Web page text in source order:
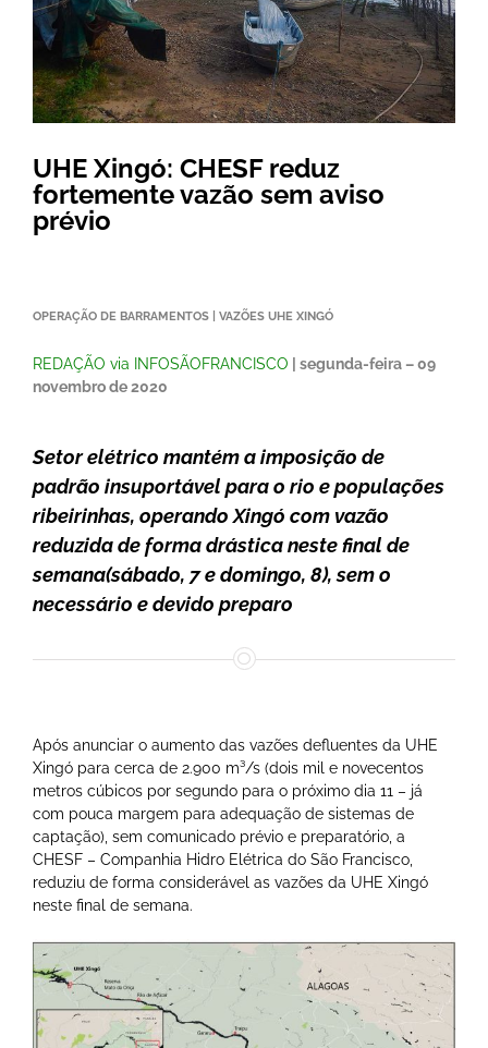
UHE Xingó: CHESF reduz
fortemente vazão sem aviso
prévio
OPERAÇÃO DE BARRAMENTOS | VAZÕES UHE XINGÓ
REDAÇÃO via INFOSÃOFRANCISCO | segunda-feira – 09
novembro de 2020
Setor elétrico mantém a imposição de
padrão insuportável para o rio e populações
ribeirinhas, operando Xingó com vazão
reduzida de forma drástica neste final de
semana(sábado, 7 e domingo, 8), sem o
necessário e devido preparo
Após anunciar o aumento das vazões defluentes da UHE
Xingó para cerca de 2.900 m³/s (dois mil e novecentos
metros cúbicos por segundo para o próximo dia 11 – já
com pouca margem para adequação de sistemas de
captação), sem comunicado prévio e preparatório, a
CHESF – Companhia Hidro Elétrica do São Francisco,
reduziu de forma considerável as vazões da UHE Xingó
neste final de semana.